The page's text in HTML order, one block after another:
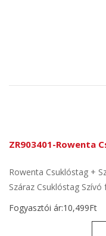
ZR903401-Rowenta
Rowenta Csuklóstag +
Száraz Csuklóstag
Fogyasztói ár:10,499Ft